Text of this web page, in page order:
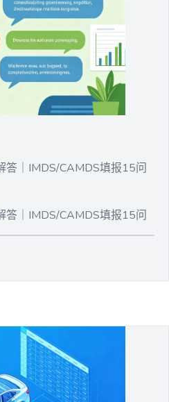
答｜IMDS/CAMDS填报15问
答｜IMDS/CAMDS填报15问